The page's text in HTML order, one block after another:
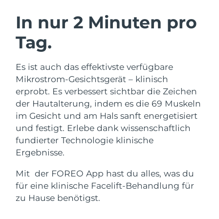
In nur 2 Minuten pro
Tag.
Es ist auch das effektivste verfügbare
Mikrostrom-Gesichtsgerät – klinisch
erprobt. Es verbessert sichtbar die Zeichen
der Hautalterung, indem es die 69 Muskeln
im Gesicht und am Hals sanft energetisiert
und festigt. Erlebe dank wissenschaftlich
fundierter Technologie klinische
Ergebnisse.
Mit der FOREO App hast du alles, was du
für eine klinische Facelift-Behandlung für
zu Hause benötigst.
LUNA™ 4 Set
Anti-aging massage
LUNA™ 4 Plus
Massage, LED heating
LUNA™ 4 Men
For men, anti-aging massage
BEAR™ 2 Set
Microcurrent toning
BEAR™ 2 go
Microcurrent toning on-the-go
BEAR™ 2 eyes & lips
Microcurrent line smoothing device
Hydratisierung
UFO™ 3 Set
Deep facial hydration
UFO™ 3 LED
Near-infrared and red light therapy
device
Mundpflege
issa™ 4
Hybrid silicone sonic toothbrush
issa™ 4 plus
Smart hybrid silicone sonic toothbrush
FAQ™ ANTI-AGING-BEHANDLUNG
Anti-aging
NEW
Österreich Erwartete Lieferung 8/8/26
Bahrain
Belgien Erwartete Lieferung
Bermuda Erwartete Lieferung8/14/26
Bosnien und
Herzegowina
Erwartete Lieferung
Brunei Darussalam
Bulgarien Erwartete Lieferung 8/8/26
Kanada